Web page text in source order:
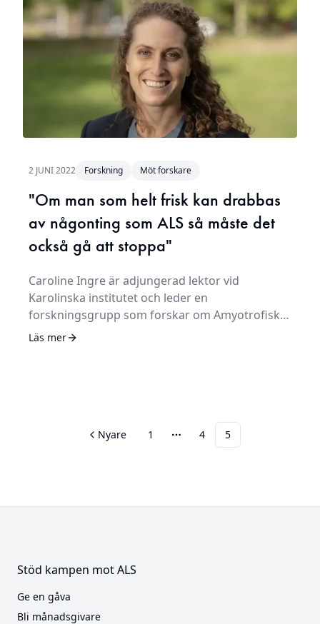
2 JUNI 2022 Forskning Möt forskare
"Om man som helt frisk kan drabbas
av någonting som ALS så måste det
också gå att stoppa"
Caroline Ingre är adjungerad lektor vid
Karolinska institutet och leder en
forskningsgrupp som forskar om Amyotrofisk
lateralskleros (ALS). Deras forskning täcker in
Läs mer
Nyare 1 Fler sidor
4 5
Stöd kampen mot ALS
Ge en gåva
Bli månadsgivare